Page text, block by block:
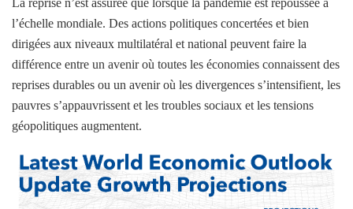
La reprise n’est assurée que lorsque la pandémie est repoussée à
l’échelle mondiale. Des actions politiques concertées et bien
dirigées aux niveaux multilatéral et national peuvent faire la
différence entre un avenir où toutes les économies connaissent des
reprises durables ou un avenir où les divergences s’intensifient, les
pauvres s’appauvrissent et les troubles sociaux et les tensions
géopolitiques augmentent.